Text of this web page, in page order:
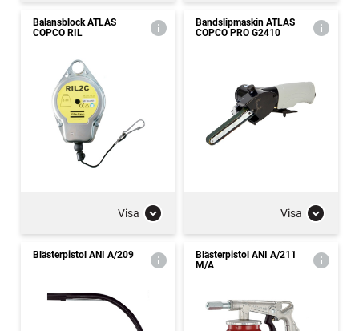
Balansblock ATLAS
COPCO RIL
Visa
Bandslipmaskin ATLAS
COPCO PRO G2410
Visa
Blästerpistol ANI A/209
Blästerpistol ANI A/211
M/A